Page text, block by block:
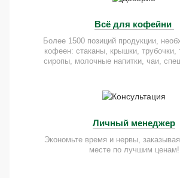
Всё для кофейни
Более 1500 позиций продукции,
кофеен: стаканы, крышки, трубочки,
сиропы, молочные напитки, чаи,
Личный менеджер
Экономьте время и нервы,
месте по лучшим ценам!